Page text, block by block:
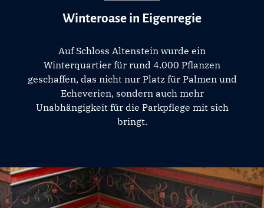
Winteroase in Eigenregie
Auf Schloss Altenstein wurde ein
Winterquartier für rund 4.000 Pflanzen
geschaffen, das nicht nur Platz für Palmen und
Echeverien, sondern auch mehr
Unabhängigkeit für die Parkpflege mit sich
bringt.